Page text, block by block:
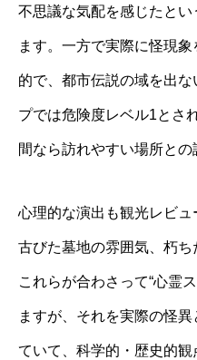
不思議な気配を感じたと
ます。一方で実際に怪現
的で、都市伝説の域を出
プでは危険度レベル1とさ
間なら訪れやすい場所との
心理的な演出も観光レビ
古びた墓地の雰囲気、朽
これらが合わさって“心霊
ますが、それを実際の怪
ていて、科学的・歴史的